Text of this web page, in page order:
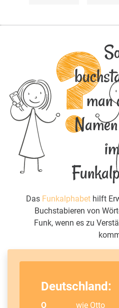
man
im
Das Funkalphabet hilft
Buchstabieren von
Funk, wenn es zu
Deutschland:
O wie Otto